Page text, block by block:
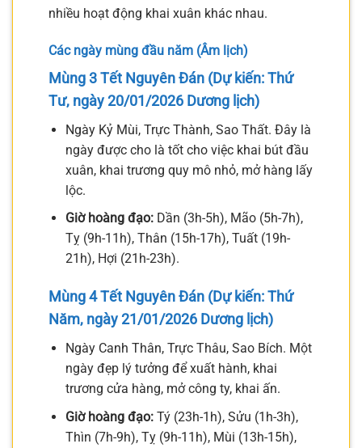
nhiều hoạt động khai xuân khác nhau.
Các ngày mùng đầu năm (Âm lịch)
Mùng 3 Tết Nguyên Đán (Dự kiến: Thứ
Tư, ngày 20/01/2026 Dương lịch)
Ngày Kỷ Mùi, Trực Thành, Sao Thất. Đây là
ngày được cho là tốt cho việc khai bút đầu
xuân, khai trương quy mô nhỏ, mở hàng lấy
lộc.
Giờ hoàng đạo:Dần (3h-5h), Mão (5h-7h),
Tỵ (9h-11h), Thân (15h-17h), Tuất (19h-
21h), Hợi (21h-23h).
Mùng 4 Tết Nguyên Đán (Dự kiến: Thứ
Năm, ngày 21/01/2026 Dương lịch)
Ngày Canh Thân, Trực Thâu, Sao Bích. Một
ngày đẹp lý tưởng để xuất hành, khai
trương cửa hàng, mở công ty, khai ấn.
Giờ hoàng đạo:Tý (23h-1h), Sửu (1h-3h),
Thìn (7h-9h), Tỵ (9h-11h), Mùi (13h-15h),